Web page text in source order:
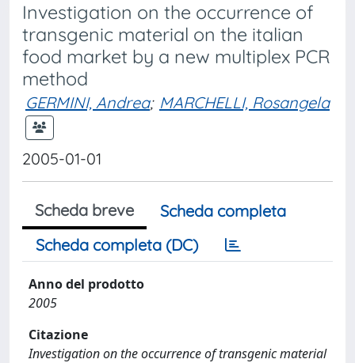
Investigation on the occurrence of
transgenic material on the italian
food market by a new multiplex PCR
method
GERMINI, Andrea; MARCHELLI, Rosangela
2005-01-01
Scheda breve
Scheda completa
Scheda completa (DC)
Anno del prodotto
2005
Citazione
Investigation on the occurrence of transgenic material